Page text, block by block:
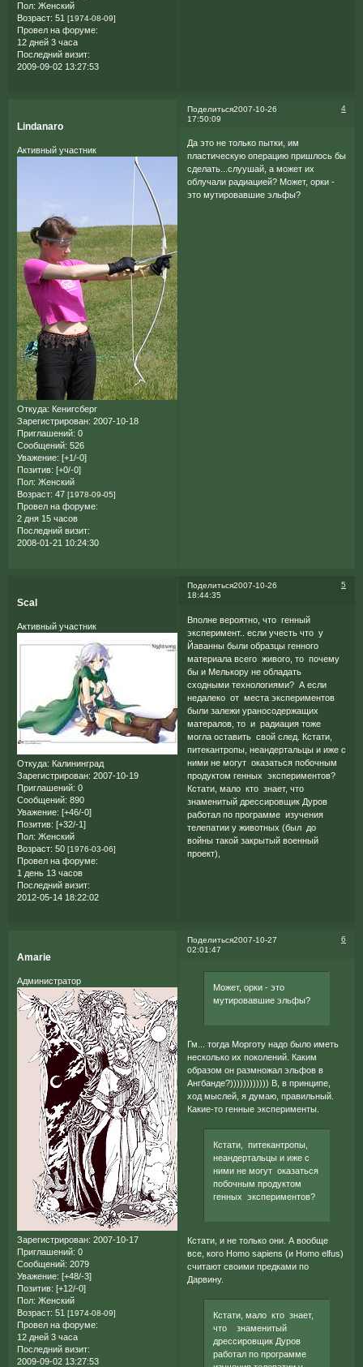
Пол: Женский
Возраст: 51 [1974-08-09]
Провел на форуме:
12 дней 3 часа
Последний визит:
2009-09-02 13:27:53
Поделиться 4
2007-10-26
17:50:09
Lindanaro
Активный участник
Откуда: Кенигсберг
Зарегистрирован: 2007-10-18
Приглашений: 0
Сообщений: 526
Уважение: [+1/-0]
Позитив: [+0/-0]
Пол: Женский
Возраст: 47 [1978-09-05]
Провел на форуме:
2 дня 15 часов
Последний визит:
2008-01-21 10:24:30
Да это не только пытки, им
пластическую операцию пришлось бы
сделать...слуушай, а может их
облучали радиацией? Может, орки -
это мутировавшие эльфы?
Поделиться 5
2007-10-26
18:44:35
Scal
Активный участник
Откуда: Калининград
Зарегистрирован: 2007-10-19
Приглашений: 0
Сообщений: 890
Уважение: [+46/-0]
Позитив: [+32/-1]
Пол: Женский
Возраст: 50 [1976-03-06]
Провел на форуме:
1 день 13 часов
Последний визит:
2012-05-14 18:22:02
Вполне вероятно, что генный
эксперимент.. если учесть что у
Йаванны были образцы генного
материала всего живого, то почему
бы и Мелькору не обладать
сходными технологиями? А если
недалеко от места экспериментов
были залежи ураносодержащих
матералов, то и радиация тоже
могла оставить свой след. Кстати,
питекантропы, неандертальцы и иже с
ними не могут оказаться побочным
продуктом генных экспериментов?
Кстати, мало кто знает, что
знаменитый дрессировщик Дуров
работал по программе изучения
телепатии у животных (был до
войны такой закрытый военный
проект),
Поделиться 6
2007-10-27
02:01:47
Amarie
Администратор
Зарегистрирован: 2007-10-17
Приглашений: 0
Сообщений: 2079
Уважение: [+48/-3]
Позитив: [+12/-0]
Пол: Женский
Возраст: 51 [1974-08-09]
Провел на форуме:
12 дней 3 часа
Последний визит:
2009-09-02 13:27:53
Может, орки - это
мутировавшие эльфы?
Гм... тогда Морготу надо было иметь
несколько их поколений. Каким
образом он размножал эльфов в
Ангбанде?)))))))))))) В, в принципе,
ход мыслей, я думаю, правильный.
Какие-то генные эксперименты.
Кстати, питекантропы,
неандертальцы и иже с
ними не могут оказаться
побочным продуктом
генных экспериментов?
Кстати, и не только они. А вообще
все, кого Homo sapiens (и Homo elfus)
считают своими предками по
Дарвину.
Кстати, мало кто знает,
что знаменитый
дрессировщик Дуров
работал по программе